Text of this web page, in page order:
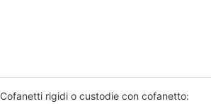
Cofanetti rigidi o custodie con cofanetto: